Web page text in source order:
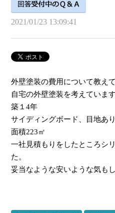
2021/01/23 13:09:41
外壁塗装の費用について教え
自宅の外壁塗装を考えています
築１4年
サイディングボード、目地あり
面積223㎡
一社見積もりをしたところシ
た。
妥当なような安いような気もし